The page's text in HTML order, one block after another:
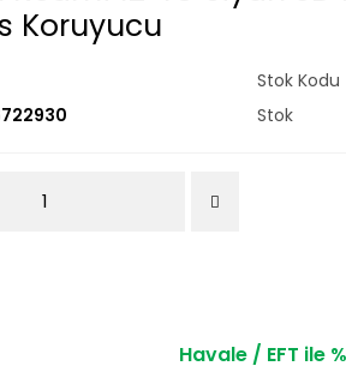
Koruyucu
Stok Kodu
Stok
Havale / EFT ile